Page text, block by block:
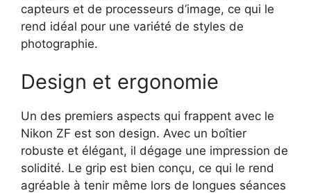
capteurs et de processeurs d’image, ce qui le
rend idéal pour une variété de styles de
photographie.
Design et ergonomie
Un des premiers aspects qui frappent avec le
Nikon ZF est son design. Avec un boîtier
robuste et élégant, il dégage une impression de
solidité. Le grip est bien conçu, ce qui le rend
agréable à tenir même lors de longues séances